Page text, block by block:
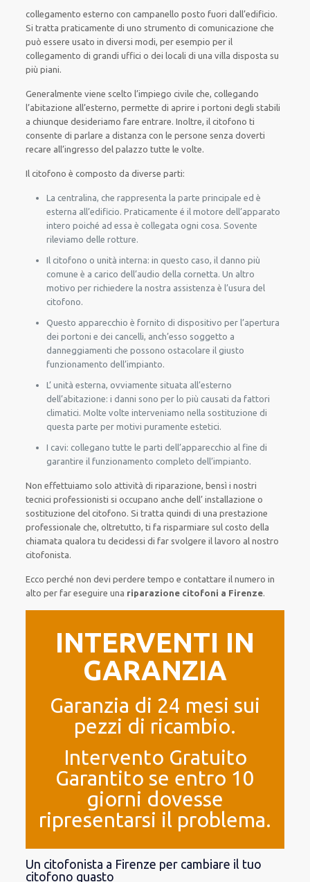
collegamento esterno con campanello posto fuori dall’edificio.
Si tratta praticamente di uno strumento di comunicazione che
può essere usato in diversi modi, per esempio per il
collegamento di grandi uffici o dei locali di una villa disposta su
più piani.
Generalmente viene scelto l’impiego civile che, collegando
l’abitazione all’esterno, permette di aprire i portoni degli stabili
a chiunque desideriamo fare entrare. Inoltre, il citofono ti
consente di parlare a distanza con le persone senza doverti
recare all’ingresso del palazzo tutte le volte.
Il citofono è composto da diverse parti:
La centralina, che rappresenta la parte principale ed è
esterna all’edificio. Praticamente é il motore dell’apparato
intero poiché ad essa è collegata ogni cosa. Sovente
rileviamo delle rotture.
Il citofono o unità interna: in questo caso, il danno più
comune è a carico dell’audio della cornetta. Un altro
motivo per richiedere la nostra assistenza è l’usura del
citofono.
Questo apparecchio è fornito di dispositivo per l’apertura
dei portoni e dei cancelli, anch’esso soggetto a
danneggiamenti che possono ostacolare il giusto
funzionamento dell’impianto.
L’ unità esterna, ovviamente situata all’esterno
dell’abitazione: i danni sono per lo più causati da fattori
climatici. Molte volte interveniamo nella sostituzione di
questa parte per motivi puramente estetici.
I cavi: collegano tutte le parti dell’apparecchio al fine di
garantire il funzionamento completo dell’impianto.
Non effettuiamo solo attività di riparazione, bensì i nostri
tecnici professionisti si occupano anche dell’ installazione o
sostituzione del citofono. Si tratta quindi di una prestazione
professionale che, oltretutto, ti fa risparmiare sul costo della
chiamata qualora tu decidessi di far svolgere il lavoro al nostro
citofonista.
Ecco perché non devi perdere tempo e contattare il numero in
alto per far eseguire una riparazione citofoni a Firenze.
INTERVENTI IN
GARANZIA
Garanzia di 24 mesi sui
pezzi di ricambio.
Intervento Gratuito
Garantito se entro 10
giorni dovesse
ripresentarsi il problema.
Un citofonista a Firenze per cambiare il tuo
citofono guasto